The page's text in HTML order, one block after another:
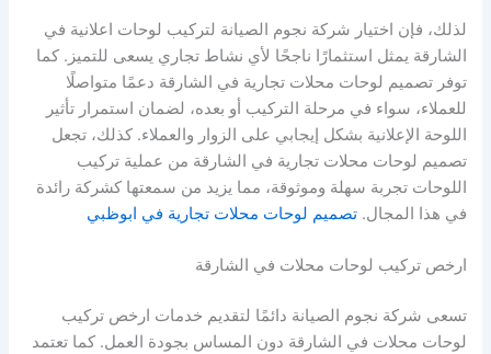
لذلك، فإن اختيار شركة نجوم الصيانة لتركيب لوحات اعلانية في
الشارقة يمثل استثمارًا ناجحًا لأي نشاط تجاري يسعى للتميز. كما
توفر تصميم لوحات محلات تجارية في الشارقة دعمًا متواصلًا
للعملاء، سواء في مرحلة التركيب أو بعده، لضمان استمرار تأثير
اللوحة الإعلانية بشكل إيجابي على الزوار والعملاء. كذلك، تجعل
تصميم لوحات محلات تجارية في الشارقة من عملية تركيب
اللوحات تجربة سهلة وموثوقة، مما يزيد من سمعتها كشركة رائدة
في هذا المجال.تصميم لوحات محلات تجارية في ابوظبي
ارخص تركيب لوحات محلات في الشارقة
تسعى شركة نجوم الصيانة دائمًا لتقديم خدمات ارخص تركيب
لوحات محلات في الشارقة دون المساس بجودة العمل. كما تعتمد